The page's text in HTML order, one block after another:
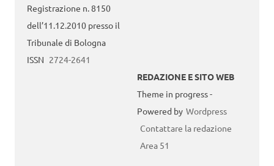
Registrazione n. 8150
dell’11.12.2010 presso il
Tribunale di Bologna
ISSN 2724-2641
REDAZIONE E SITO WEB
Theme in progress -
Powered by Wordpress
Contattare la redazione
Area 51